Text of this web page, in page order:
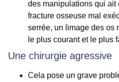
des manipulations qui ait
fracture osseuse mal
serrée, un limage des os
le plus courant et le plus
Une chirurgie agressive
Cela pose un grave